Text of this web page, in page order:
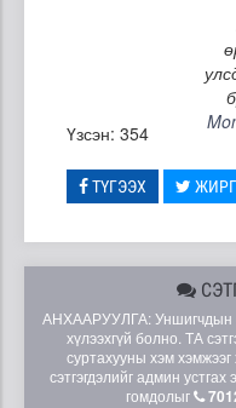
Үзсэн: 354
ТҮГЭЭХ
АНХААРУУЛГА: Уншигчдын
хүлээхгүй болно. ТА
суртахууны хэм хэмжээг
сэтгэгдэлийг админ
гомдолыг